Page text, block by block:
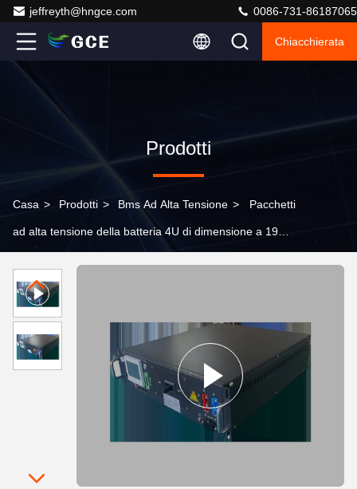
jeffreyth@hngce.com 0086-731-86187065
Chiacchierata
Prodotti
Casa > Prodotti > Bms Ad Alta Tensione > Pacchetti
ad alta tensione della batteria 4U di dimensione a 19